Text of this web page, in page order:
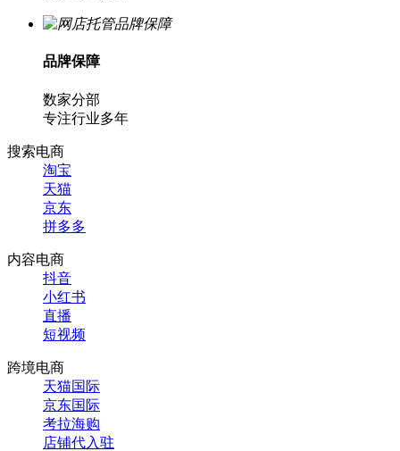
品牌保障
数家分部
专注行业多年
搜索电商
淘宝
天猫
京东
拼多多
内容电商
抖音
小红书
直播
短视频
跨境电商
天猫国际
京东国际
考拉海购
店铺代入驻